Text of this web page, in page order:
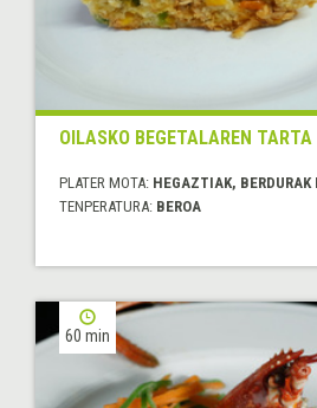
OILASKO BEGETALAREN TARTA
PLATER MOTA: HEGAZTIAK,
TENPERATURA: BEROA
60 min